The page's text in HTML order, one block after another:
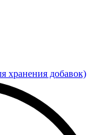
хранения добавок)